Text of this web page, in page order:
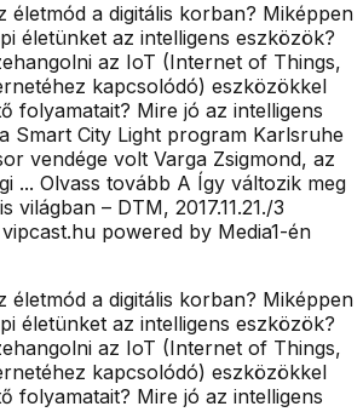
életmód a digitális korban? Miképpen
életünket az intelligens eszközök?
az IoT (Internet of Things,
kapcsolódó) eszközökkel
folyamatait? Mire jó az intelligens
Smart City Light program Karlsruhe
vendége volt Varga Zsigmond, az
... Olvass tovább A Így változik meg
világban – DTM, 2017.11.21./3
powered by Media1-én
életmód a digitális korban? Miképpen
életünket az intelligens eszközök?
az IoT (Internet of Things,
kapcsolódó) eszközökkel
folyamatait? Mire jó az intelligens